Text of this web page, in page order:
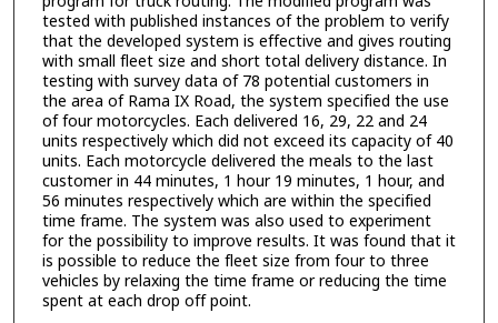
tested with published instances of the problem to verify
that the developed system is effective and gives routing
with small fleet size and short total delivery distance. In
testing with survey data of 78 potential customers in
the area of Rama IX Road, the system specified the use
of four motorcycles. Each delivered 16, 29, 22 and 24
units respectively which did not exceed its capacity of 40
units. Each motorcycle delivered the meals to the last
customer in 44 minutes, 1 hour 19 minutes, 1 hour, and
56 minutes respectively which are within the specified
time frame. The system was also used to experiment
for the possibility to improve results. It was found that it
is possible to reduce the fleet size from four to three
vehicles by relaxing the time frame or reducing the time
spent at each drop off point.